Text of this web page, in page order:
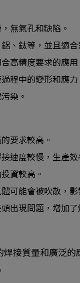
無氣孔和缺陷。
、鈦等，並且適合
高精度要求的應用
程中的變形和應力
染。
要求較高。
速度較慢，生產效
資較高。
可能會被吹散，影
出現問題，增加了
接質量和廣泛